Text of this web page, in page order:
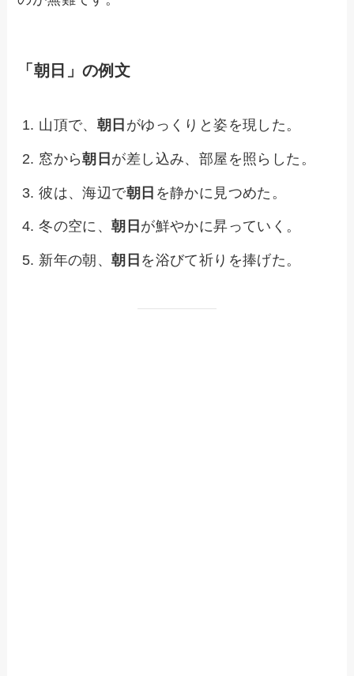
「朝日」の例文
山頂で、 朝日 がゆっくりと姿を現した。
窓から朝日 が差し込み、部屋を照らした。
彼は、海辺で朝日 を静かに見つめた。
冬の空に、朝日 が鮮やかに昇っていく。
新年の朝、朝日 を浴びて祈りを捧げた。